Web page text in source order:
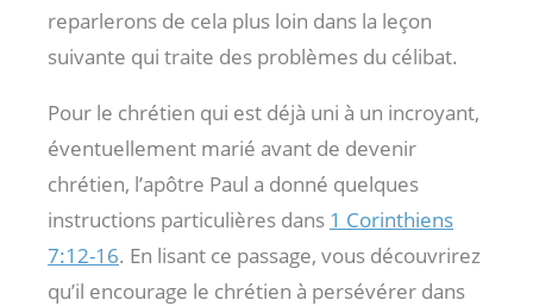
reparlerons de cela plus loin dans la leçon
suivante qui traite des problèmes du célibat.
Pour le chrétien qui est déjà uni à un incroyant,
éventuellement marié avant de devenir
chrétien, l’apôtre Paul a donné quelques
instructions particulières dans 1 Corinthiens
7:12-16. En lisant ce passage, vous découvrirez
qu’il encourage le chrétien à persévérer dans